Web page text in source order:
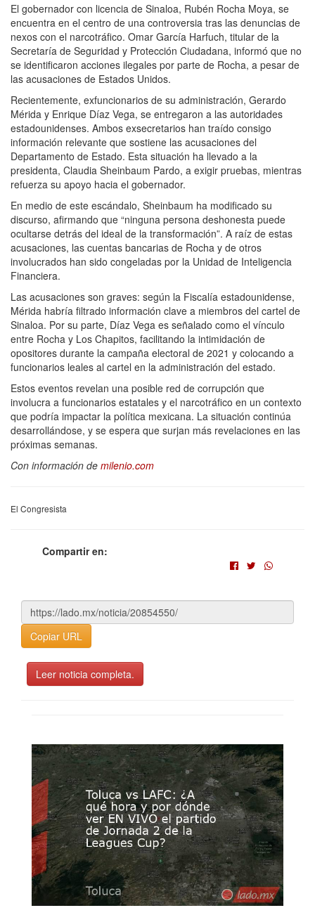
El gobernador con licencia de Sinaloa, Rubén Rocha Moya, se
encuentra en el centro de una controversia tras las denuncias de
nexos con el narcotráfico. Omar García Harfuch, titular de la
Secretaría de Seguridad y Protección Ciudadana, informó que no
se identificaron acciones ilegales por parte de Rocha, a pesar de
las acusaciones de Estados Unidos.
Recientemente, exfuncionarios de su administración, Gerardo
Mérida y Enrique Díaz Vega, se entregaron a las autoridades
estadounidenses. Ambos exsecretarios han traído consigo
información relevante que sostiene las acusaciones del
Departamento de Estado. Esta situación ha llevado a la
presidenta, Claudia Sheinbaum Pardo, a exigir pruebas, mientras
refuerza su apoyo hacia el gobernador.
En medio de este escándalo, Sheinbaum ha modificado su
discurso, afirmando que “ninguna persona deshonesta puede
ocultarse detrás del ideal de la transformación”. A raíz de estas
acusaciones, las cuentas bancarias de Rocha y de otros
involucrados han sido congeladas por la Unidad de Inteligencia
Financiera.
Las acusaciones son graves: según la Fiscalía estadounidense,
Mérida habría filtrado información clave a miembros del cartel de
Sinaloa. Por su parte, Díaz Vega es señalado como el vínculo
entre Rocha y Los Chapitos, facilitando la intimidación de
opositores durante la campaña electoral de 2021 y colocando a
funcionarios leales al cartel en la administración del estado.
Estos eventos revelan una posible red de corrupción que
involucra a funcionarios estatales y el narcotráfico en un contexto
que podría impactar la política mexicana. La situación continúa
desarrollándose, y se espera que surjan más revelaciones en las
próximas semanas.
Con información de milenio.com
El Congresista
Compartir en:
Copiar URL
Leer noticia completa.